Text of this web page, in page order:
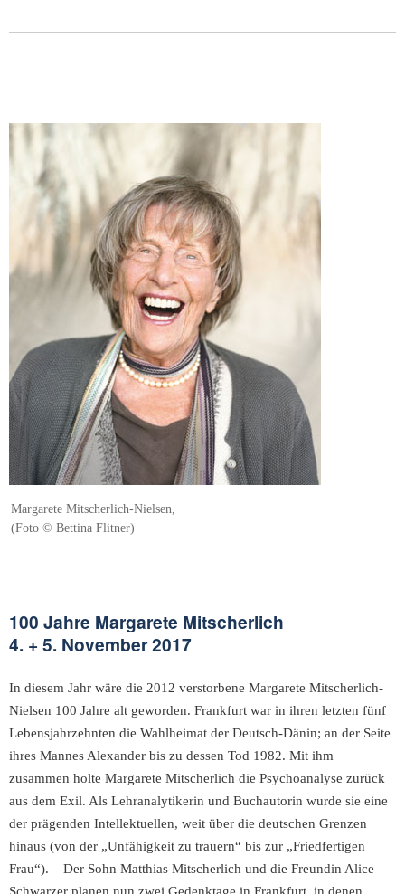
Margarete Mitscherlich-Nielsen,
(Foto © Bettina Flitner)
100 Jahre Margarete Mitscherlich
4. + 5. November 2017
In diesem Jahr wäre die 2012 verstorbene Margarete Mitscherlich-
Nielsen 100 Jahre alt geworden. Frankfurt war in ihren letzten fünf
Lebensjahrzehnten die Wahlheimat der Deutsch-Dänin; an der Seite
ihres Mannes Alexander bis zu dessen Tod 1982. Mit ihm
zusammen holte Margarete Mitscherlich die Psychoanalyse zurück
aus dem Exil. Als Lehranalytikerin und Buchautorin wurde sie eine
der prägenden Intellektuellen, weit über die deutschen Grenzen
hinaus (von der „Unfähigkeit zu trauern“ bis zur „Friedfertigen
Frau“). – Der Sohn Matthias Mitscherlich und die Freundin Alice